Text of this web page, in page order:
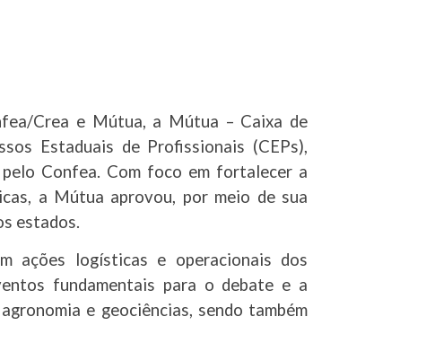
Crea e Mútua, a Mútua – Caixa de
Estaduais de Profissionais (CEPs),
Confea. Com foco em fortalecer a
a Mútua aprovou, por meio de sua
estados.
ações logísticas e operacionais dos
fundamentais para o debate e a
e geociências, sendo também